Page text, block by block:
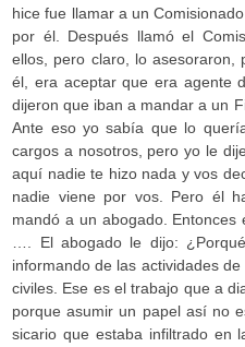
hice fue llamar a un
por él. Después llamó el
ellos, pero claro, lo asesoraron,
él, era aceptar que era agente
dijeron que iban a mandar a un
Ante eso yo sabía que lo
cargos a nosotros, pero yo le
aquí nadie te hizo nada y vos
nadie viene por vos. Pero él
mandó a un abogado.
…. El abogado le dijo:
informando de las actividades
civiles. Ese es el trabajo que a
porque asumir un papel así no
sicario que estaba infiltrado en